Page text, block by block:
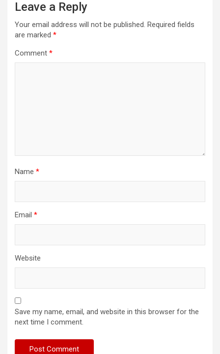
Leave a Reply
Your email address will not be published. Required fields
are marked *
Comment *
Name *
Email *
Website
Save my name, email, and website in this browser for the
next time I comment.